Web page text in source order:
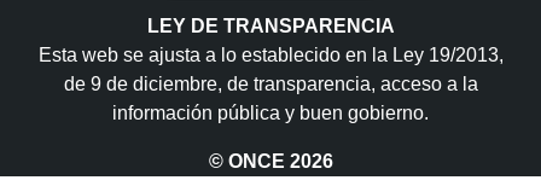
LEY DE TRANSPARENCIA
Esta web se ajusta a lo establecido en la Ley 19/2013,
de 9 de diciembre, de transparencia, acceso a la
información pública y buen gobierno.
© ONCE 2026